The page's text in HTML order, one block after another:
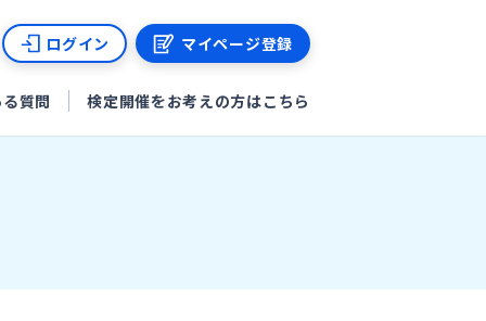
ログイン マイページ登録
質問 検定開催をお考えの方はこちら